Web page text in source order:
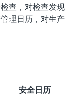
查，对检查发现
理日历，对生产
安全日历